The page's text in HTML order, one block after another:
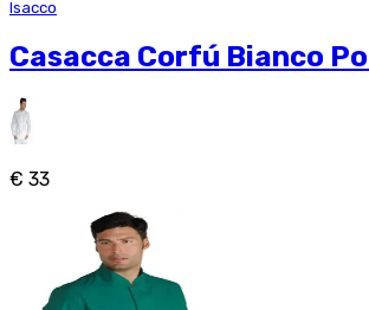
Isacco
Casacca Corfú Bianco
€ 33